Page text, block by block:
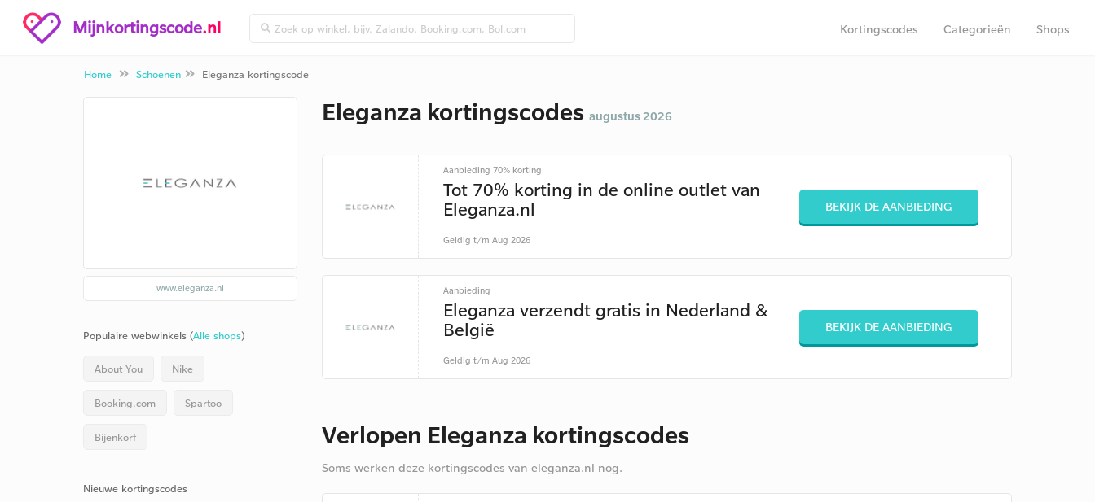
Mijnkortingscode.nl Kortingscodes Categorieën Shops
Home Schoenen Eleganza kortingscode
Eleganza kortingscodes augustus 2026
Aanbieding 70% korting
Tot 70% korting in de online outlet van
Eleganza.nl
Geldig t/m Aug 2026
BEKIJK DE AANBIEDING
Aanbieding
Eleganza verzendt gratis in Nederland &
België
Geldig t/m Aug 2026
BEKIJK DE AANBIEDING
Verlopen Eleganza kortingscodes
Soms werken deze kortingscodes van eleganza.nl nog.
www.eleganza.nl
Populaire webwinkels (Alle shops)
About You Nike
Booking.com Spartoo
Bijenkorf
Nieuwe kortingscodes